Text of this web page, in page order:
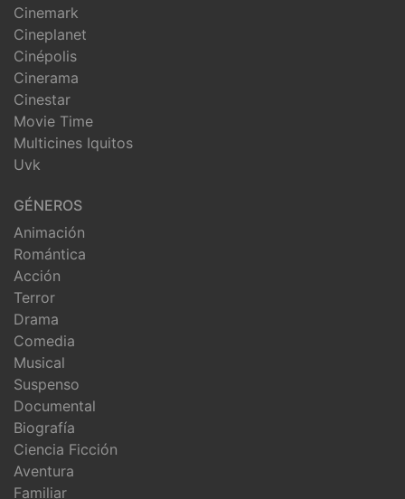
Cinemark
Cineplanet
Cinépolis
Cinerama
Cinestar
Movie Time
Multicines Iquitos
Uvk
GÉNEROS
Animación
Romántica
Acción
Terror
Drama
Comedia
Musical
Suspenso
Documental
Biografía
Ciencia Ficción
Aventura
Familiar